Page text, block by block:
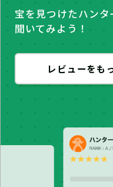
宝を見つけたハン
聞いてみよう！
レビューをも